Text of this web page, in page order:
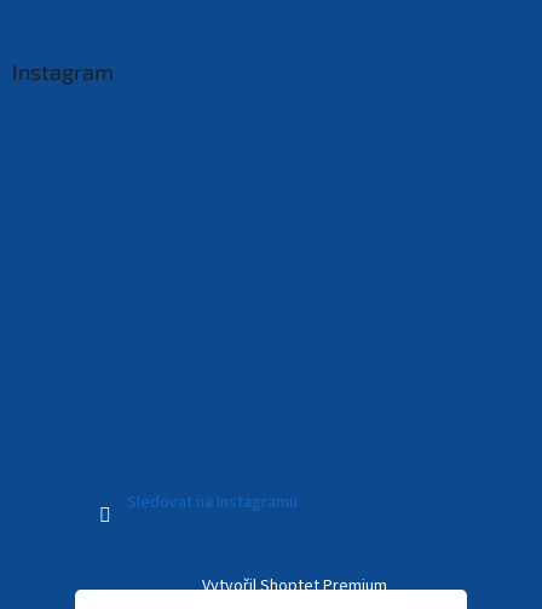
Instagram
Sledovat na Instagramu
Vytvořil Shoptet Premium